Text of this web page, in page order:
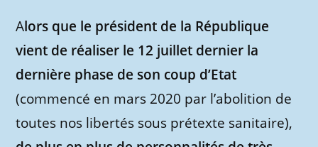
Alors que le président de la République
vient de réaliser le 12 juillet dernier la
dernière phase de son coup d’Etat
(commencé en mars 2020 par l’abolition de
toutes nos libertés sous prétexte sanitaire),